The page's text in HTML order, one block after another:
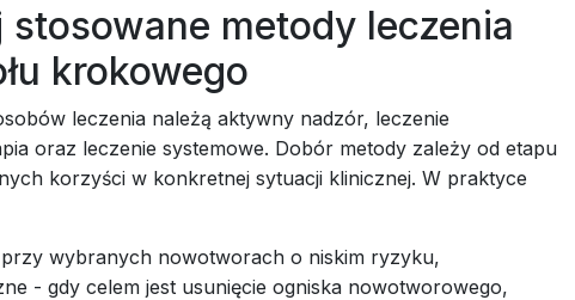
stosowane metody leczenia
krokowego
leczenia należą aktywny nadzór, leczenie
oraz leczenie systemowe. Dobór metody zależy od etapu
korzyści w konkretnej sytuacji klinicznej. W praktyce
wybranych nowotworach o niskim ryzyku,
- gdy celem jest usunięcie ogniska nowotworowego,